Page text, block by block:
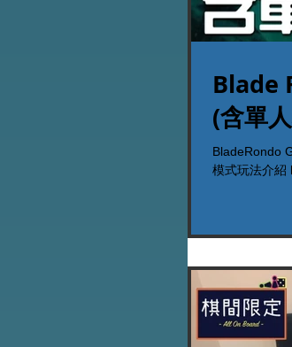
Blade
(含單
BladeRondo
模式玩法介紹